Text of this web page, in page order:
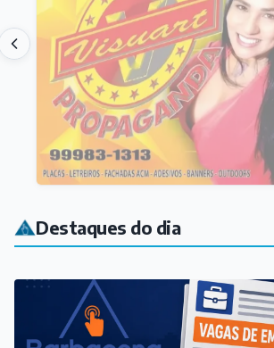
Destaques do dia